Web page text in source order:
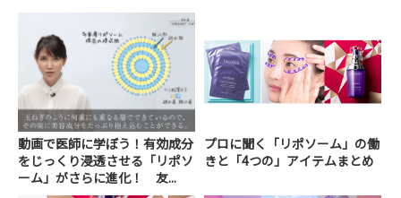
動画で医師に学ぼう！有効成分
をじっくり浸透させる「リポソ
ーム」がさらに進化！ 友...
プロに聞く「リポソーム」の働
きと「4つの」アイテムまとめ